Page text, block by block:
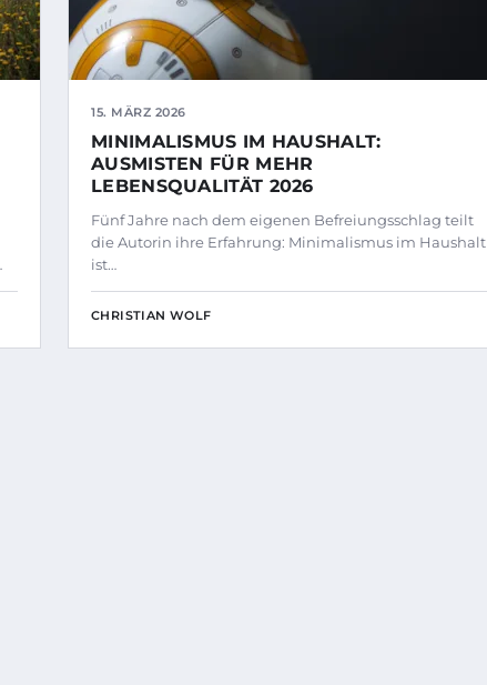
15. MÄRZ 2026
MINIMALISMUS IM HAUSHALT:
AUSMISTEN FÜR MEHR
LEBENSQUALITÄT 2026
Fünf Jahre nach dem eigenen Befreiungsschlag teilt
die Autorin ihre Erfahrung: Minimalismus im Haushalt
ist…
CHRISTIAN WOLF